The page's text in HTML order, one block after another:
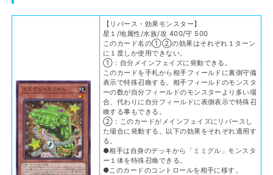
【リバース・効果モンスター】
星１/地属性/水族/攻 400/守 500
このカード名の①②の効果はそれぞれ１ターン
に１度しか使用できない。
①：自分メインフェイズに発動できる。
このカードを手札から相手フィールドに裏側守備
表示で特殊召喚する。相手フィールドのモンスタ
ーの数が自分フィールドのモンスターより多い場
合、代わりに自分フィールドに表側表示で特殊召
喚する事もできる。
②：このカードがメインフェイズにリバースし
た場合に発動する。以下の効果をそれぞれ適用す
る。
●相手は自身のデッキから「ミミグル」モンスタ
ー１体を特殊召喚できる。
●このカードのコントロールを相手に移す。